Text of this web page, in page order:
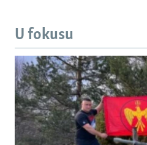
U fokusu